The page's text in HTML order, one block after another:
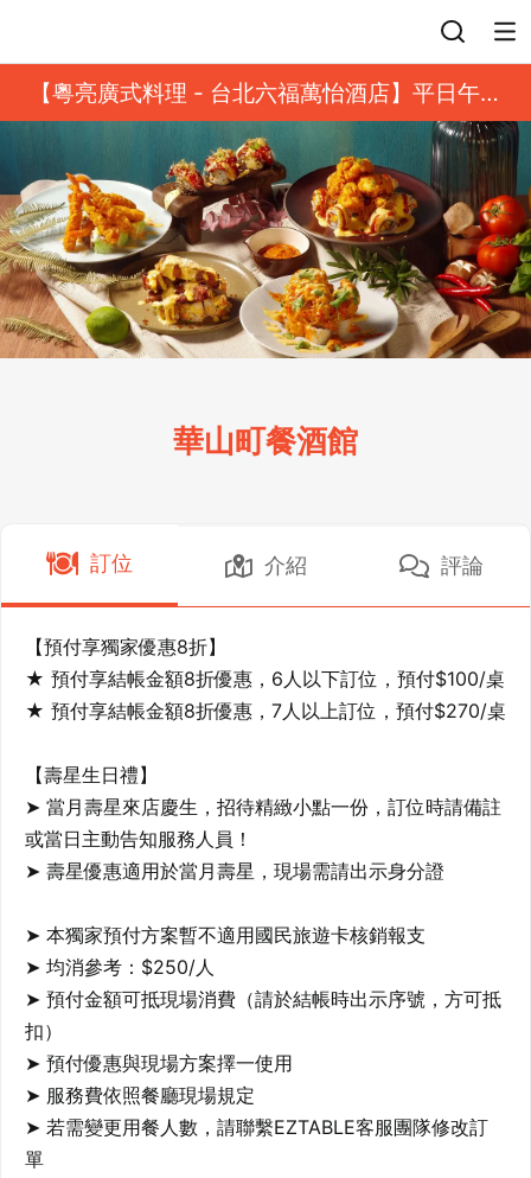
【粵亮廣式料理 - 台北六福萬怡酒店】平日午餐
8 折起｜靓港點套餐
華山町餐酒館
訂位 介紹 評論
【預付享獨家優惠8折】
★ 預付享結帳金額8折優惠，6人以下訂位，預付$100/桌
★ 預付享結帳金額8折優惠，7人以上訂位，預付$270/桌
【壽星生日禮】
➤ 當月壽星來店慶生，招待精緻小點一份，訂位時請備註
或當日主動告知服務人員！
➤ 壽星優惠適用於當月壽星，現場需請出示身分證
➤ 本獨家預付方案暫不適用國民旅遊卡核銷報支
➤ 均消參考：$250/人
➤ 預付金額可抵現場消費（請於結帳時出示序號，方可抵
扣）
➤ 預付優惠與現場方案擇一使用
➤ 服務費依照餐廳現場規定
➤ 若需變更用餐人數，請聯繫EZTABLE客服團隊修改訂
單